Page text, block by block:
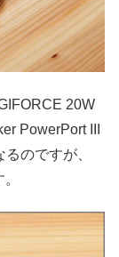
20W
PowerPort III
のですが、